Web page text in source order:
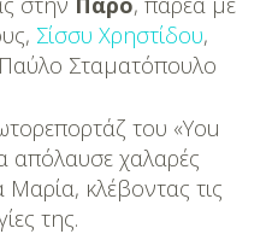
Σίσσυ Χρηστίδου,
Σταματόπουλο
του «You
απόλαυσε χαλαρές
κλέβοντας τις
της.